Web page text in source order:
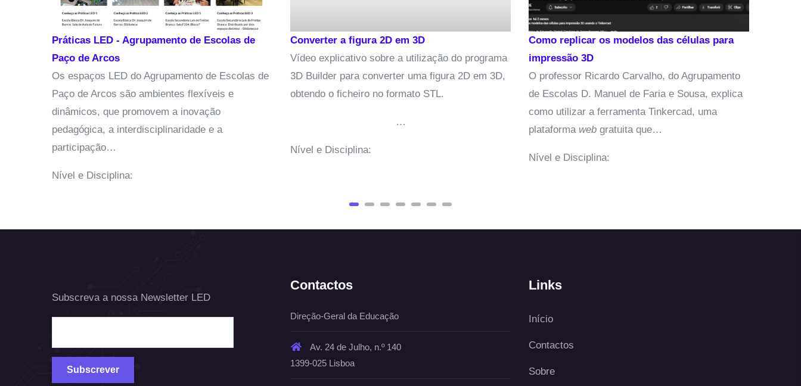
Práticas LED - Agrupamento de Escolas de
Paço de Arcos
Os espaços LED do Agrupamento de Escolas de
Paço de Arcos são ambientes flexíveis e
dinâmicos, que promovem a inovação
pedagógica, a interdisciplinaridade e a
participação…
Nível e Disciplina:
Converter a figura 2D em 3D
Vídeo explicativo sobre a utilização do programa
3D Builder para converter uma figura 2D em 3D,
obtendo o ficheiro no formato STL.
Nível e Disciplina:
Como replicar os modelos das células para
impressão 3D
O professor Ricardo Carvalho, do Agrupamento
de Escolas D. Manuel de Faria e Sousa, explica
como utilizar a ferramenta Tinkercad, uma
plataformawebgratuita que…
Nível e Disciplina:
Subscreva a nossa Newsletter LED
Contactos
Direção-Geral da Educação
Av. 24 de Julho, n.º 140
1399-025 Lisboa
Links
Início
Contactos
Sobre